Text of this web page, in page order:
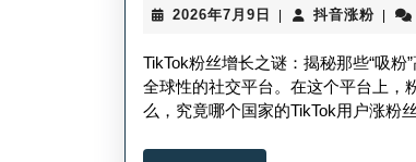
2026年7月9日
2026
7
月
9
日
抖音涨粉抖
涨
粉
TikTok粉丝增长之谜：揭秘那些“吸
全球性的社交平台。在这个平台上，
么，究竟哪个国家的TikTok用户涨粉